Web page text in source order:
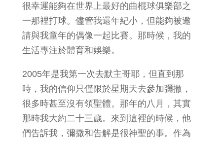
很幸運能夠在世界上最好的曲棍球俱樂部之
一那裡打球。儘管我還年紀小，但能夠被邀
請與我童年的偶像一起比賽。那時候，我的
生活專注於體育和娛樂。
2005年是我第一次去默主哥耶，但直到那
時，我的信仰只僅限於星期天去參加彌撒，
很多時甚至沒有領聖體。那年的八月，其實
那時我大約二十三歲。來到這裡的時候，他
們告訴我，彌撒和告解是很神聖的事。作為